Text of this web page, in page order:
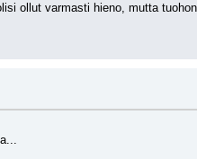
ollut varmasti hieno, mutta